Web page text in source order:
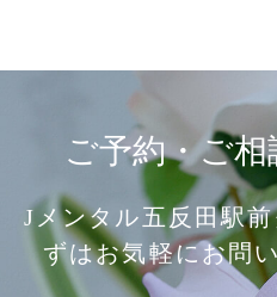
ご予約・ご
Jメンタル五反田駅
ずはお気軽にお問